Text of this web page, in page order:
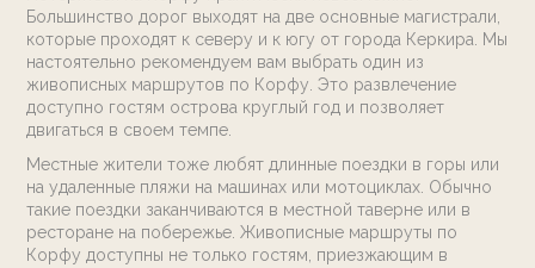
Большинство дорог выходят на две основные магистрали,
которые проходят к северу и к югу от города Керкира. Мы
настоятельно рекомендуем вам выбрать один из
живописных маршрутов по Корфу. Это развлечение
доступно гостям острова круглый год и позволяет
двигаться в своем темпе.
Местные жители тоже любят длинные поездки в горы или
на удаленные пляжи на машинах или мотоциклах. Обычно
такие поездки заканчиваются в местной таверне или в
ресторане на побережье. Живописные маршруты по
Корфу доступны не только гостям, приезжающим в